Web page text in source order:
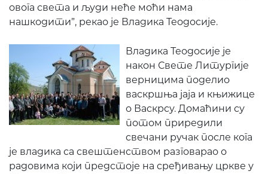
овога света и људи неће моћи нама
нашкодити”, рекао је Владика Теодосије.
Владика Теодосије је
након Свете Литургије
верницима поделио
васкршња јаја и књижице
о Васкрсу. Домаћини су
потом приредили
свечани ручак после кога
је владика са свештенством разговарао о
радовима који предстоје на сређивању цркве у